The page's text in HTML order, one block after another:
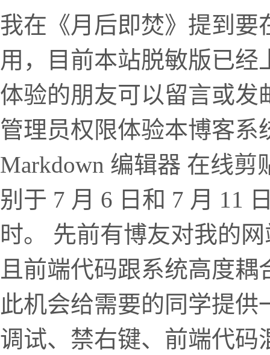
我在《月后即焚》提到要
用，目前本站脱敏版已经
体验的朋友可以留言或发
管理员权限体验本博客系
Markdown 编辑器 在线
别于 7 月 6 日和 7 月 11
时。 先前有博友对我的
且前端代码跟系统高度
此机会给需要的同学提
调试、禁右键、前端代码